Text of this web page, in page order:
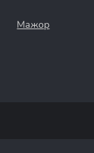
Мажор